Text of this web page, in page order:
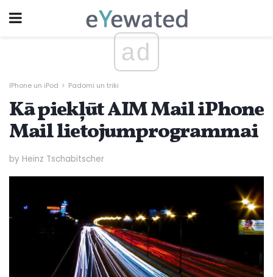
ad
IPhone un iPod Padomi un triki
Kā piekļūt AIM Mail iPhone
Mail lietojumprogrammai
by Heinz Tschabitscher